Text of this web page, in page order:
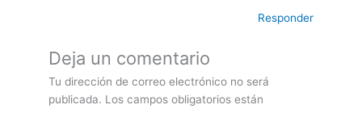
Responder
Deja un comentario
Tu dirección de correo electrónico no será
publicada. Los campos obligatorios están